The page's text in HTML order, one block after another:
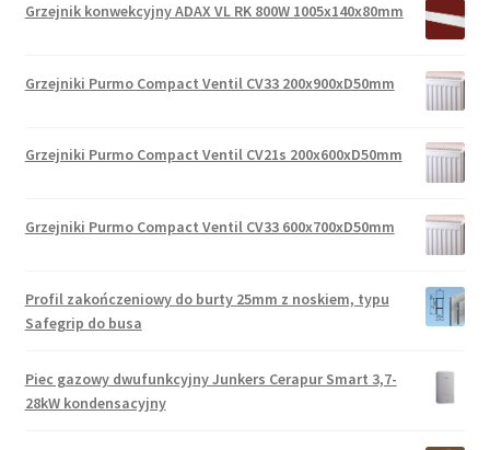
Grzejnik konwekcyjny ADAX VL RK 800W 1005x140x80mm
Grzejniki Purmo Compact Ventil CV33 200x900xD50mm
Grzejniki Purmo Compact Ventil CV21s 200x600xD50mm
Grzejniki Purmo Compact Ventil CV33 600x700xD50mm
Profil zakończeniowy do burty 25mm z noskiem, typu
Safegrip do busa
Piec gazowy dwufunkcyjny Junkers Cerapur Smart 3,7-
28kW kondensacyjny